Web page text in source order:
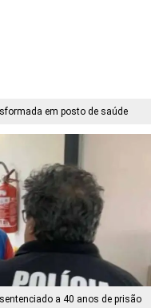
em posto de saúde
a 40 anos de prisão